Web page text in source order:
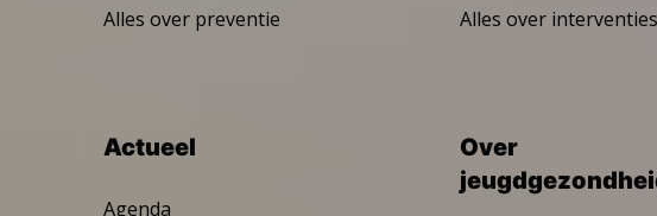
Alles over preventie
Alles over interventies
Actueel
Agenda
Over